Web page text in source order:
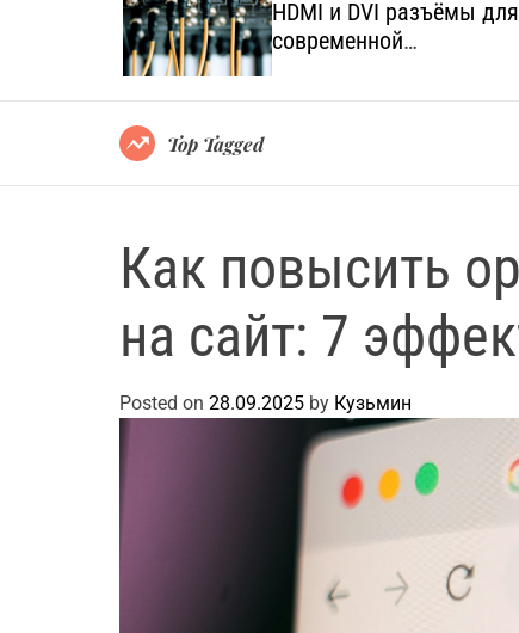
HDMI и DVI разъёмы для
современной
мультимедийной техники
Top Tagged
Как повысить
на сайт: 7
Posted on 28.09.2025 by Кузьмин